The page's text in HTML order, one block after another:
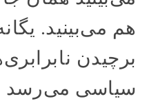
هم می‌بینید.
برچیدن
سیاسی می‌رسد